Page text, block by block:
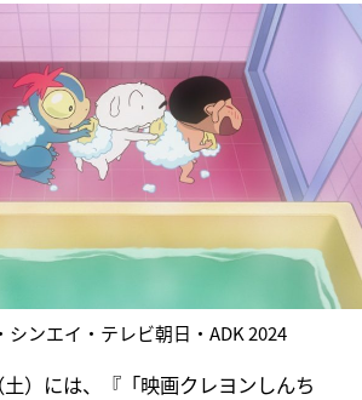
ンエイ・テレビ朝日・ADK 2024
）には、『「映画クレヨンしんち